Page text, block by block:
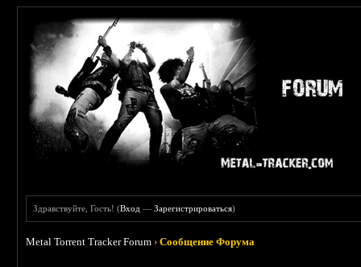
Здравствуйте, Гость! (Вход —Зарегистрироваться)
Metal Torrent Tracker Forum ›Сообщение Форума